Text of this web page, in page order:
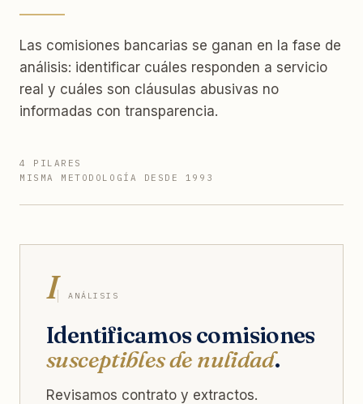
Las comisiones bancarias se ganan en la fase de
análisis: identificar cuáles responden a servicio
real y cuáles son cláusulas abusivas no
informadas con transparencia.
4 PILARES
MISMA METODOLOGÍA DESDE 1993
I ANÁLISIS
Identificamos comisiones
susceptibles de nulidad.
Revisamos contrato y extractos.